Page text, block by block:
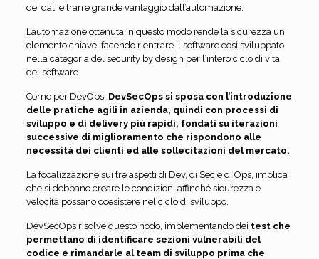
dei dati e trarre grande vantaggio dall’automazione.
L’automazione ottenuta in questo modo rende la sicurezza un
elemento chiave, facendo rientrare il software così sviluppato
nella categoria del security by design per l’intero ciclo di vita
del software.
Come per DevOps, DevSecOps si sposa con l’introduzione
delle pratiche agili in azienda, quindi con processi di
sviluppo e di delivery più rapidi, fondati su iterazioni
successive di miglioramento che rispondono alle
necessità dei clienti ed alle sollecitazioni del mercato.
La focalizzazione sui tre aspetti di Dev, di Sec e di Ops, implica
che si debbano creare le condizioni affinché sicurezza e
velocità possano coesistere nel ciclo di sviluppo.
DevSecOps risolve questo nodo, implementando dei test che
permettano di identificare sezioni vulnerabili del
codice e rimandarle al team di sviluppo prima che